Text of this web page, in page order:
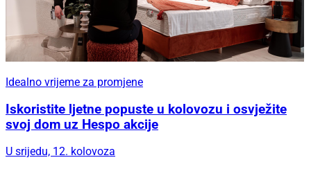
Idealno vrijeme za promjene
Iskoristite ljetne popuste u kolovozu i osvježite
svoj dom uz Hespo akcije
U srijedu, 12. kolovoza